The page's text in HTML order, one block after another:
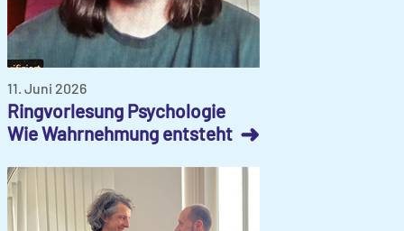
11. Juni 2026
Ringvorlesung Psychologie
Wie Wahrnehmung entsteht ➜